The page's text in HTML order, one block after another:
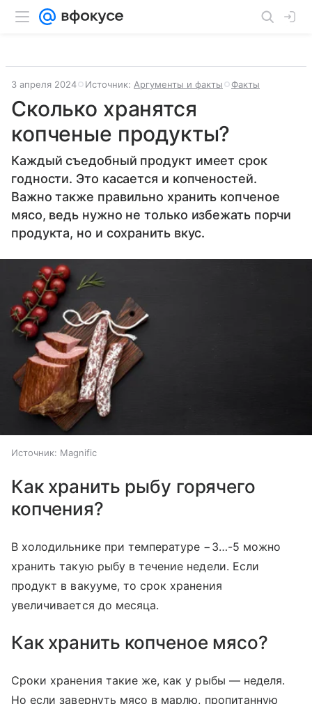
3 апреля 2024 Источник: Аргументы и факты Факты
Сколько хранятся
копченые продукты?
Каждый съедобный продукт имеет срок
годности. Это касается и копченостей.
Важно также правильно хранить копченое
мясо, ведь нужно не только избежать порчи
продукта, но и сохранить вкус.
Источник: Magnific
Как хранить рыбу горячего
копчения?
В холодильнике при температуре −3…-5 можно
хранить такую рыбу в течение недели. Если
продукт в вакууме, то срок хранения
увеличивается до месяца.
Как хранить копченое мясо?
Сроки хранения такие же, как у рыбы — неделя.
Но если завернуть мясо в марлю, пропитанную